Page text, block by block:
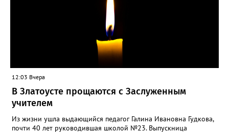
12:03 Вчера
В Златоусте прощаются с Заслуженным
учителем
Из жизни ушла выдающийся педагог Галина Ивановна Гудкова,
почти 40 лет руководившая школой №23. Выпускница